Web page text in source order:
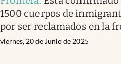
1500 cuerpos de
por ser reclamados en la
viernes, 20 de Junio de 2025